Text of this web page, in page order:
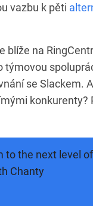
vazbu k pěti
blíže na
týmovou
se Slackem.
konkurenty?
to the next level of
Chanty